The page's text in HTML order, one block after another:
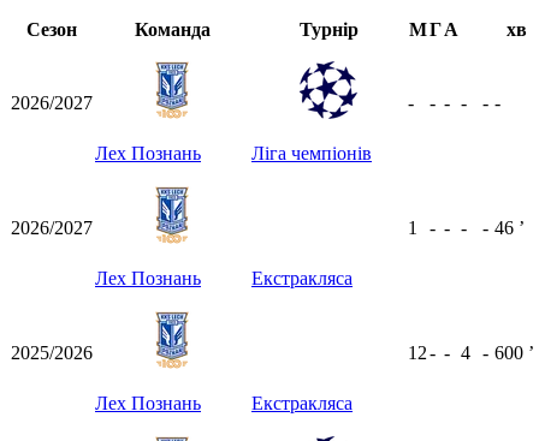
Сезон
Команда Турнір МГА хв
2026/2027
Лех Познань Ліга чемпіонів
- - - - - -
2026/2027
Лех Познань Екстракляса
1 - - - - 46 ʼ
2025/2026
Лех Познань Екстракляса
12- - 4 - 600 ʼ